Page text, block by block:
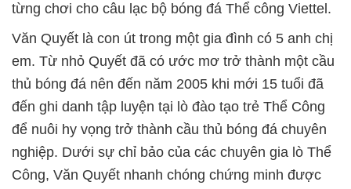
từng chơi cho câu lạc bộ bóng đá Thể công Viettel.
Văn Quyết là con út trong một gia đình có 5 anh chị
em. Từ nhỏ Quyết đã có ước mơ trở thành một cầu
thủ bóng đá nên đến năm 2005 khi mới 15 tuổi đã
đến ghi danh tập luyện tại lò đào tạo trẻ Thể Công
để nuôi hy vọng trở thành cầu thủ bóng đá chuyên
nghiệp. Dưới sự chỉ bảo của các chuyên gia lò Thể
Công, Văn Quyết nhanh chóng chứng minh được